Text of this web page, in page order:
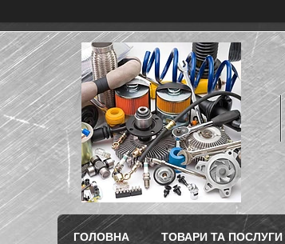
ГОЛОВНА ТОВАРИ ТА ПОСЛУГИ